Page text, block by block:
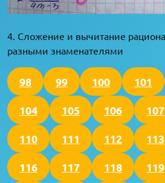
4. Сложение и вычитание
разными знаменателями
98 99 100 101
104 105 106 107
110 111 112 113
116 117 118 119